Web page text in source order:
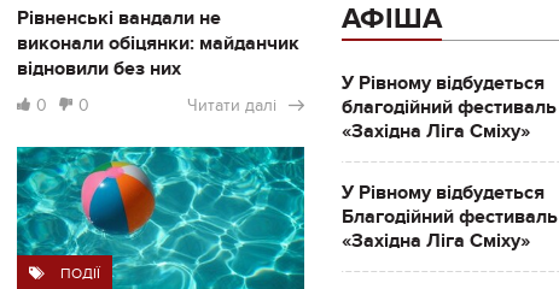
Рівненські вандали не
виконали обіцянки: майданчик
відновили без них
0 0 Читати далі
ПОДІЇ
АФІША
У Рівному відбудеться
благодійний фестиваль
«Західна Ліга Сміху»
У Рівному відбудеться
Благодійний фестиваль
«Західна Ліга Сміху»